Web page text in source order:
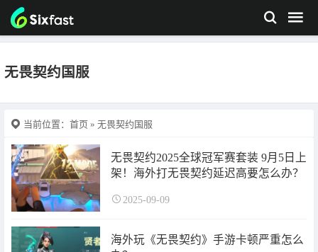
无畏契约国服
当前位置： 首页 » 无畏契约国服
无畏契约2025全球冠军赛套装 9月5日上
架！海外打无畏契约延迟高要怎么办？
2025-09-09
海外玩《无畏契约》手游卡顿严重怎么